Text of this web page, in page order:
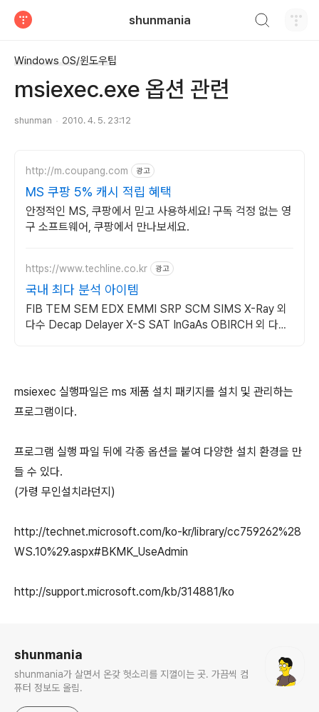
shunmania
Windows OS/윈도우팁
msiexec.exe 옵션 관련
shunman 2010. 4. 5. 23:12
http://m.coupang.com 광고
MS 쿠팡 5% 캐시 적립 혜택
안정적인 MS, 쿠팡에서 믿고 사용하세요! 구독 걱정 없는 영
구 소프트웨어, 쿠팡에서 만나보세요.
https://www.techline.co.kr 광고
국내 최다 분석 아이템
FIB TEM SEM EDX EMMI SRP SCM SIMS X-Ray 외
다수 Decap Delayer X-S SAT InGaAs OBIRCH 외 다양
msiexec 실행파일은 ms 제품 설치 패키지를 설치 및 관리하는
프로그램이다.
프로그램 실행 파일 뒤에 각종 옵션을 붙여 다양한 설치 환경을 만
들 수 있다.
(가령 무인설치라던지)
http://technet.microsoft.com/ko-kr/library/cc759262%28
WS.10%29.aspx#BKMK_UseAdmin
http://support.microsoft.com/kb/314881/ko
shunmania
shunmania가 살면서 온갖 헛소리를 지껄이는 곳. 가끔씩 컴
퓨터 정보도 올림.